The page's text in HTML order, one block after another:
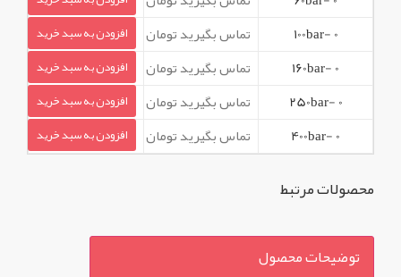
0 -100bar تماس بگیرید تومان افزودن به سبد خرید
0 -160bar تماس بگیرید تومان افزودن به سبد خرید
0 -250bar تماس بگیرید تومان افزودن به سبد خرید
0 -400bar تماس بگیرید تومان افزودن به سبد خرید
محصولات مرتبط
توضیحات محصول